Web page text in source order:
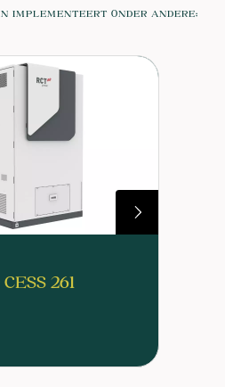
IMPLEMENTEERT ONDER ANDERE:
261